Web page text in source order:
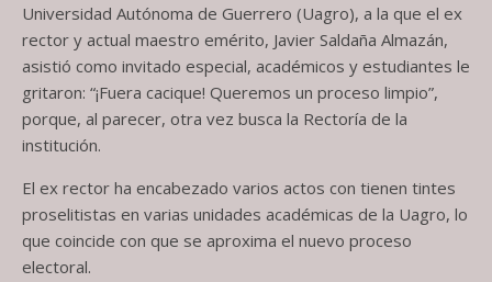
Universidad Autónoma de Guerrero (Uagro), a la que el ex
rector y actual maestro emérito, Javier Saldaña Almazán,
asistió como invitado especial, académicos y estudiantes le
gritaron: “¡Fuera cacique! Queremos un proceso limpio”,
porque, al parecer, otra vez busca la Rectoría de la
institución.
El ex rector ha encabezado varios actos con tienen tintes
proselitistas en varias unidades académicas de la Uagro, lo
que coincide con que se aproxima el nuevo proceso
electoral.